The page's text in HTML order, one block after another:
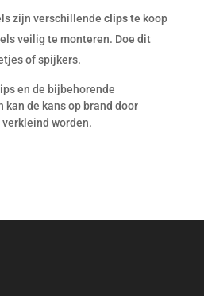
zijn verschillende clipste koop
veilig te monteren. Doe dit
of spijkers.
en de bijbehorende
de kans op brand door
worden.